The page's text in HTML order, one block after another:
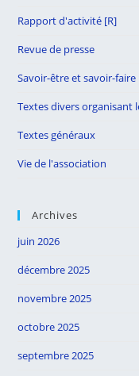
Rapport d'activité [R]
Revue de presse
Savoir-être et savoir-faire
Textes divers organisant
Textes généraux
Vie de l'association
Archives
juin 2026
décembre 2025
novembre 2025
octobre 2025
septembre 2025